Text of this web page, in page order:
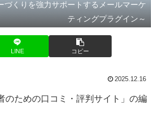
くりを強力サポートするメールマーケ
ティングプラグイン～
LINE コピー
2025.12.16
ための口コミ・評判サイト」の編